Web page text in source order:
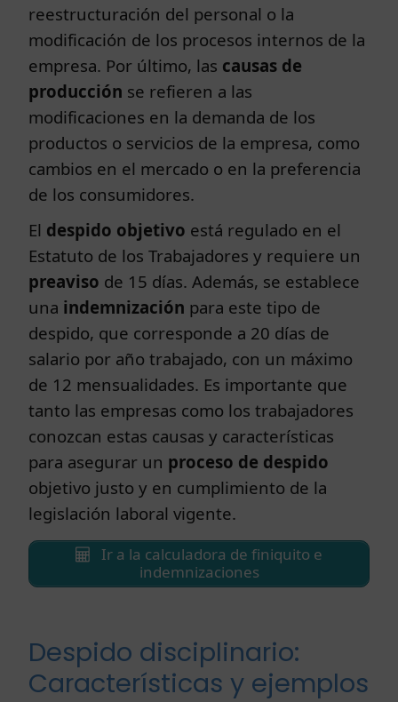
reestructuración del personal o la
modificación de los procesos internos de la
empresa. Por último, las causas de
producción se refieren a las
modificaciones en la demanda de los
productos o servicios de la empresa, como
cambios en el mercado o en la preferencia
de los consumidores.
El despido objetivo está regulado en el
Estatuto de los Trabajadores y requiere un
preaviso de 15 días. Además, se establece
una indemnización para este tipo de
despido, que corresponde a 20 días de
salario por año trabajado, con un máximo
de 12 mensualidades. Es importante que
tanto las empresas como los trabajadores
conozcan estas causas y características
para asegurar un proceso de despido
objetivo justo y en cumplimiento de la
legislación laboral vigente.
Ir a la calculadora de finiquito e
indemnizaciones
Despido disciplinario:
Características y ejemplos